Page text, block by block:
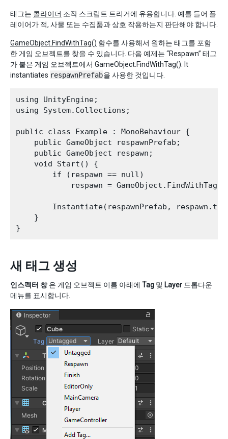
태그는 콜라이더 조작 스크립트 트리거에 유용합니다. 예를 들어 플
레이어가 적, 사물 또는 수집품과 상호 작용하는지 판단해야 합니다.
GameObject.FindWithTag() 함수를 사용해서 원하는 태그를 포함
한 게임 오브젝트를 찾을 수 있습니다. 다음 예제는 “Respawn” 태그
가 붙은 게임 오브젝트에서 GameObject.FindWithTag(). It
instantiates respawnPrefab을 사용한 것입니다.
using UnityEngine;
using System.Collections;
public class Example : MonoBehaviour {
    public GameObject respawnPrefab;
    public GameObject respawn;
    void Start() {
        if (respawn == null)
respawn =
Instantiate(respawnPrefab,
    }
새 태그 생성
인스펙터 창은 게임 오브젝트 이름 아래에 Tag 및 Layer 드롭다운
메뉴를 표시합니다.